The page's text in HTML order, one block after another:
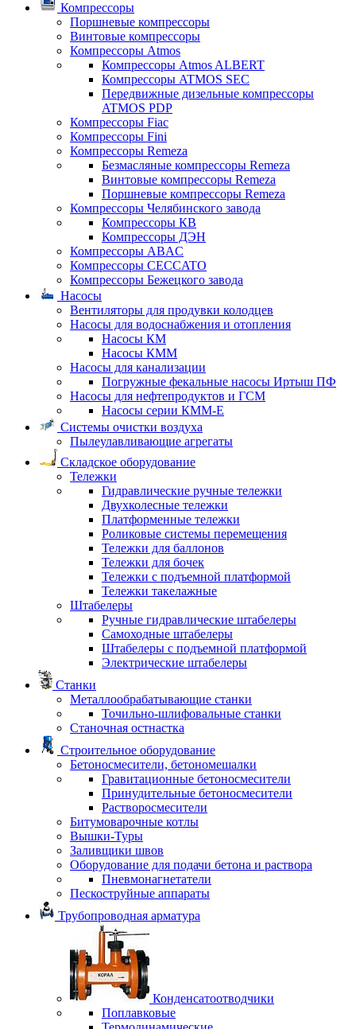
Компрессоры
Поршневые компрессоры
Винтовые компрессоры
Компрессоры Atmos
Компрессоры Atmos ALBERT
Компрессоры ATMOS SEC
Передвижные дизельные компрессоры
ATMOS PDP
Компрессоры Fiac
Компрессоры Fini
Компрессоры Remeza
Безмасляные компрессоры Remeza
Винтовые компрессоры Remeza
Поршневые компрессоры Remeza
Компрессоры Челябинского завода
Компрессоры КВ
Компрессоры ДЭН
Компрессоры ABAC
Компрессоры CECCATO
Компрессоры Бежецкого завода
Насосы
Вентиляторы для продувки колодцев
Насосы для водоснабжения и отопления
Насосы КМ
Насосы КММ
Насосы для канализации
Погружные фекальные насосы Иртыш ПФ
Насосы для нефтепродуктов и ГСМ
Насосы серии КММ-Е
Системы очистки воздуха
Пылеулавливающие агрегаты
Складское оборудование
Тележки
Гидравлические ручные тележки
Двухколесные тележки
Платформенные тележки
Роликовые системы перемещения
Тележки для баллонов
Тележки для бочек
Тележки с подъемной платформой
Тележки такелажные
Штабелеры
Ручные гидравлические штабелеры
Самоходные штабелеры
Штабелеры с подъемной платформой
Электрические штабелеры
Станки
Металлообрабатывающие станки
Точильно-шлифовальные станки
Станочная остнастка
Строительное оборудование
Бетоносмесители, бетономешалки
Гравитационные бетоносмесители
Принудительные бетоносмесители
Растворосмесители
Битумоварочные котлы
Вышки-Туры
Заливщики швов
Оборудование для подачи бетона и раствора
Пневмонагнетатели
Пескоструйные аппараты
Трубопроводная арматура
Конденсатоотводчики
Поплавковые